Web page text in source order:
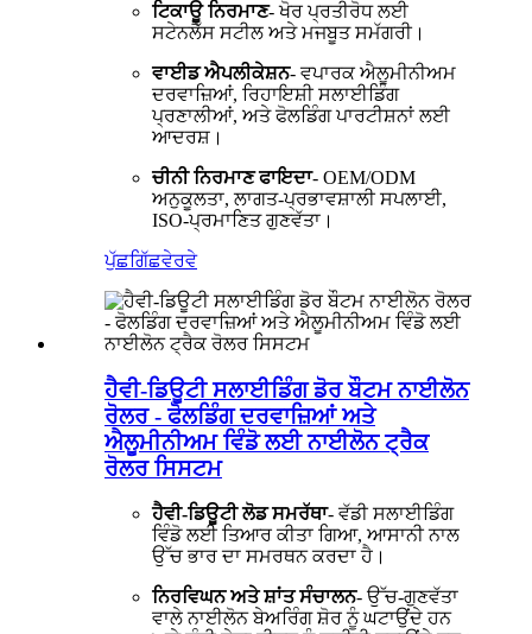
ਟਿਕਾਊ ਨਿਰਮਾਣ- ਖੋਰ ਪ੍ਰਤੀਰੋਧ ਲਈ
ਸਟੇਨਲੈੱਸ ਸਟੀਲ ਅਤੇ ਮਜਬੂਤ ਸਮੱਗਰੀ।
ਵਾਈਡ ਐਪਲੀਕੇਸ਼ਨ- ਵਪਾਰਕ ਐਲੂਮੀਨੀਅਮ
ਦਰਵਾਜ਼ਿਆਂ, ਰਿਹਾਇਸ਼ੀ ਸਲਾਈਡਿੰਗ
ਪ੍ਰਣਾਲੀਆਂ, ਅਤੇ ਫੋਲਡਿੰਗ ਪਾਰਟੀਸ਼ਨਾਂ ਲਈ
ਆਦਰਸ਼।
ਚੀਨੀ ਨਿਰਮਾਣ ਫਾਇਦਾ- OEM/ODM
ਅਨੁਕੂਲਤਾ, ਲਾਗਤ-ਪ੍ਰਭਾਵਸ਼ਾਲੀ ਸਪਲਾਈ,
ISO-ਪ੍ਰਮਾਣਿਤ ਗੁਣਵੱਤਾ।
ਪੁੱਛਗਿੱਛਵੇਰਵੇ
ਹੈਵੀ-ਡਿਊਟੀ ਸਲਾਈਡਿੰਗ ਡੋਰ ਬੌਟਮ ਨਾਈਲੋਨ
ਰੋਲਰ - ਫੋਲਡਿੰਗ ਦਰਵਾਜ਼ਿਆਂ ਅਤੇ
ਐਲੂਮੀਨੀਅਮ ਵਿੰਡੋ ਲਈ ਨਾਈਲੋਨ ਟ੍ਰੈਕ
ਰੋਲਰ ਸਿਸਟਮ
ਹੈਵੀ-ਡਿਊਟੀ ਲੋਡ ਸਮਰੱਥਾ- ਵੱਡੀ ਸਲਾਈਡਿੰਗ
ਵਿੰਡੋ ਲਈ ਤਿਆਰ ਕੀਤਾ ਗਿਆ, ਆਸਾਨੀ ਨਾਲ
ਉੱਚ ਭਾਰ ਦਾ ਸਮਰਥਨ ਕਰਦਾ ਹੈ।
ਨਿਰਵਿਘਨ ਅਤੇ ਸ਼ਾਂਤ ਸੰਚਾਲਨ- ਉੱਚ-ਗੁਣਵੱਤਾ
ਵਾਲੇ ਨਾਈਲੋਨ ਬੇਅਰਿੰਗ ਸ਼ੋਰ ਨੂੰ ਘਟਾਉਂਦੇ ਹਨ